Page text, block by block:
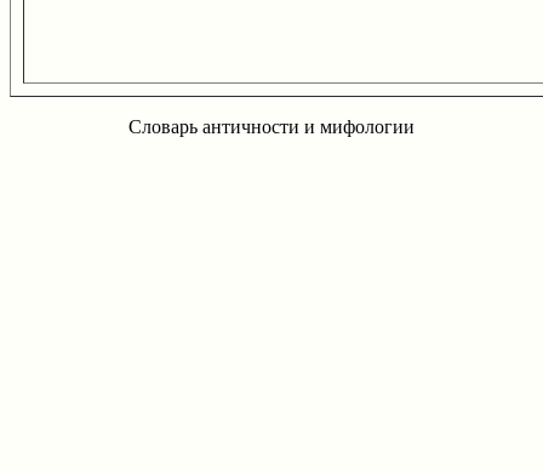
Словарь античности и мифологии